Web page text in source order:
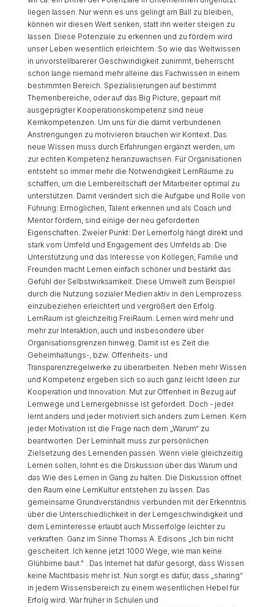
liegen lassen. Nur wenn es uns gelingt am Ball zu bleiben,
können wir diesen Wert senken, statt ihn weiter steigen zu
lassen. Diese Potenziale zu erkennen und zu fördern wird
unser Leben wesentlich erleichtern. So wie das Weltwissen
in unvorstellbarerer Geschwindigkeit zunimmt, beherrscht
schon lange niemand mehr alleine das Fachwissen in einem
bestimmten Bereich. Spezialisierungen auf bestimmt
Themenbereiche, oder auf das Big Picture, gepaart mit
ausgeprägter Kooperationskompetenz sind neue
Kernkompetenzen. Um uns für die damit verbundenen
Anstrengungen zu motivieren brauchen wir Kontext. Das
neue Wissen muss durch Erfahrungen ergänzt werden, um
zur echten Kompetenz heranzuwachsen. Für Organisationen
entsteht so immer mehr die Notwendigkeit LernRäume zu
schaffen, um die Lernbereitschaft der Mitarbeiter optimal zu
unterstützen. Damit verändert sich die Aufgabe und Rolle von
Führung: Ermöglichen, Talent erkennen und als Coach und
Mentor fördern, sind einige der neu geforderten
Eigenschaften. Zweier Punkt: Der Lernerfolg hängt direkt und
stark vom Umfeld und Engagement des Umfelds ab. Die
Unterstützung und das Interesse von Kollegen, Familie und
Freunden macht Lernen einfach schöner und bestärkt das
Gefühl der Selbstwirksamkeit. Diese Umwelt zum Beispiel
durch die Nutzung sozialer Medien aktiv in den Lernprozess
einzubeziehen erleichtert und vergrößert den Erfolg.
LernRaum ist gleichzeitig FreiRaum. Lernen wird mehr und
mehr zur Interaktion, auch und insbesondere über
Organisationsgrenzen hinweg. Damit ist es Zeit die
Geheimhaltungs-, bzw. Offenheits- und
Transparenzregelwerke zu überarbeiten. Neben mehr Wissen
und Kompetenz ergeben sich so auch ganz leicht Ideen zur
Kooperation und Innovation. Mut zur Offenheit in Bezug auf
Lernwege und Lernergebnisse ist gefordert. Doch - jeder
lernt anders und jeder motiviert sich anders zum Lernen. Kern
jeder Motivation ist die Frage nach dem „Warum“ zu
beantworten. Der Lerninhalt muss zur persönlichen
Zielsetzung des Lernenden passen. Wenn viele gleichzeitig
Lernen sollen, lohnt es die Diskussion über das Warum und
das Wie des Lernen in Gang zu halten. Die Diskussion öffnet
den Raum eine LernKultur entstehen zu lassen. Das
gemeinsame Grundverständnis verbunden mit der Erkenntnis
über die Unterschiedlichkeit in der Lerngeschwindigkeit und
dem Lerninteresse erlaubt auch Misserfolge leichter zu
verkraften. Ganz im Sinne Thomas A. Edisons „Ich bin nicht
gescheitert. Ich kenne jetzt 1000 Wege, wie man keine
Glühbirne baut." . Das Internet hat dafür gesorgt, dass Wissen
keine Machtbasis mehr ist. Nun sorgt es dafür, dass „sharing“
in jedem Wissensbereich zu einem wesentlichen Hebel für
Erfolg wird. War früher in Schulen und